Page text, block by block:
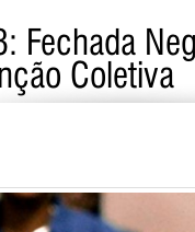
Fechada
Coletiva